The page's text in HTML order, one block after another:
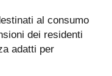
al consumo
dei residenti
adatti per